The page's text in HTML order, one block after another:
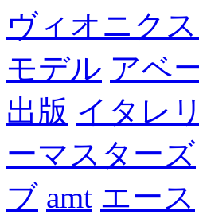
ヴィオニクス
モデル アベ
出版 イタレリ
ーマスターズ
ブ amt エース